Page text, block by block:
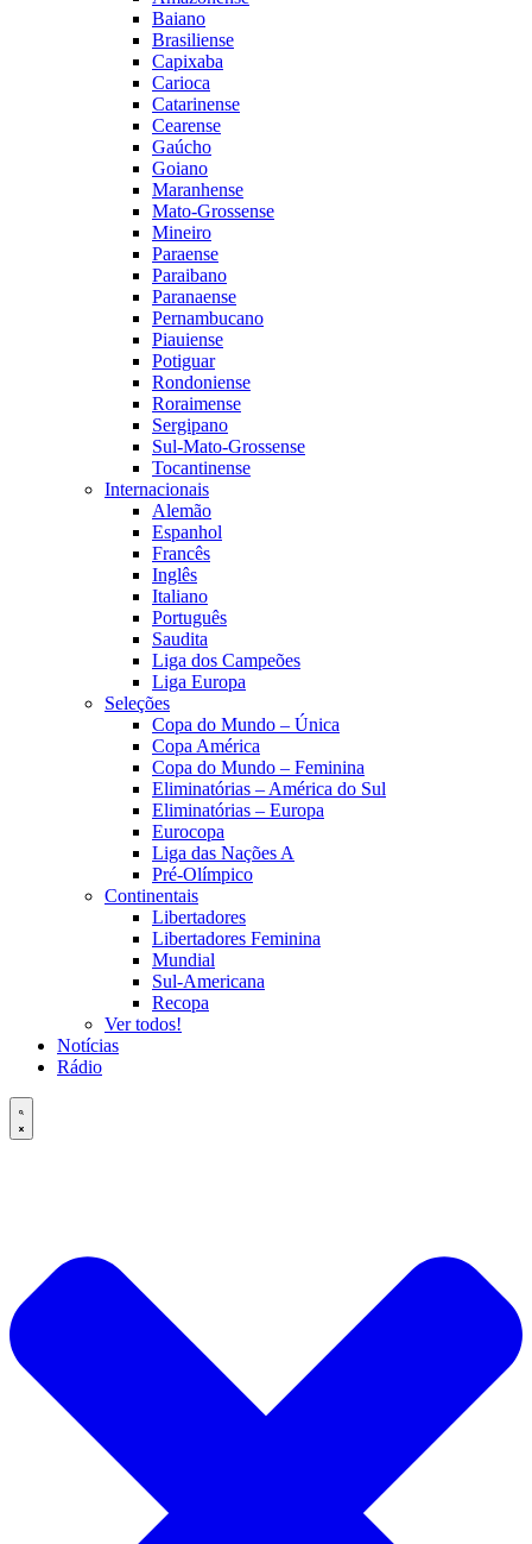
Baiano
Brasiliense
Capixaba
Carioca
Catarinense
Cearense
Gaúcho
Goiano
Maranhense
Mato-Grossense
Mineiro
Paraense
Paraibano
Paranaense
Pernambucano
Piauiense
Potiguar
Rondoniense
Roraimense
Sergipano
Sul-Mato-Grossense
Tocantinense
Internacionais
Alemão
Espanhol
Francês
Inglês
Italiano
Português
Saudita
Liga dos Campeões
Liga Europa
Seleções
Copa do Mundo – Única
Copa América
Copa do Mundo – Feminina
Eliminatórias – América do Sul
Eliminatórias – Europa
Eurocopa
Liga das Nações A
Pré-Olímpico
Continentais
Libertadores
Libertadores Feminina
Mundial
Sul-Americana
Recopa
Ver todos!
Notícias
Rádio